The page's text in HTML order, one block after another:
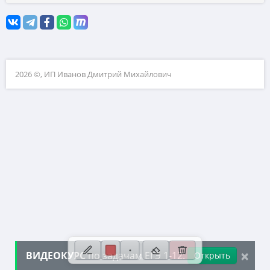
10. Текстовые задачи
12. Исследование функций
13. Сложные уравнения
2026 ©, ИП Иванов Дмитрий Михайлович
×
ВИДЕОКУРСпо задачам ЕГЭ 1-12: Открыть